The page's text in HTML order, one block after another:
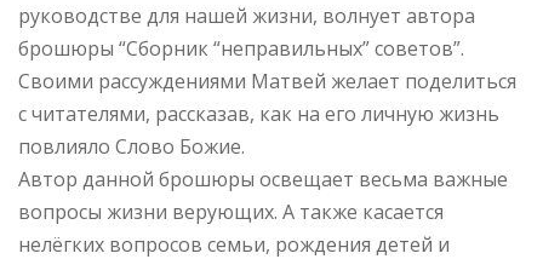
руководстве для нашей жизни, волнует автора
брошюры “Сборник “неправильных” советов”.
Своими рассуждениями Матвей желает поделиться
с читателями, рассказав, как на его личную жизнь
повлияло Слово Божие.
Автор данной брошюры освещает весьма важные
вопросы жизни верующих. А также касается
нелёгких вопросов семьи, рождения детей и